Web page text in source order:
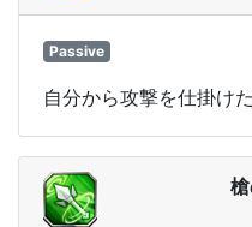
Passive
自分から攻撃を仕掛け